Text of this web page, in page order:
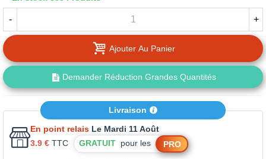
- +
Ajouter Au Panier
Demander Réduction Grandes Quantités
Livraison
En point relais Le Mardi 11 Août
3.9 € TTC GRATUIT pour les PRO